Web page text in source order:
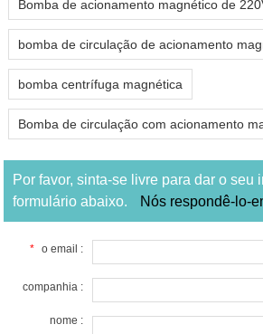
Bomba de acionamento magnético de
bomba de circulação de acionamento
bomba centrífuga magnética
Bomba de circulação com acionamento
Por favor, sinta-se livre para dar o seu
formulário abaixo.
Nós respondê-lo-
* o email :
companhia :
nome :